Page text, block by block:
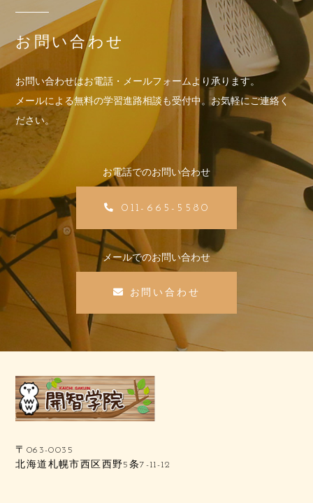
お問い合わせ
お問い合わせはお電話・メールフォームより承ります。
メールによる無料の学習進路相談も受付中。お気軽にご連絡く
ださい。
お電話でのお問い合わせ
011-665-5580
メールでのお問い合わせ
お問い合わせ
〒063-0035
北海道札幌市西区西野5条7-11-12